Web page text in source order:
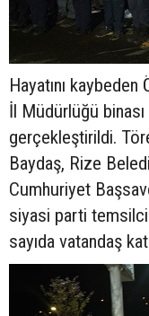
Hayatını
İl Müdürlüğü
gerçekleştirildi.
Baydaş, Rize
Cumhuriyet
siyasi parti
sayıda vatandaş